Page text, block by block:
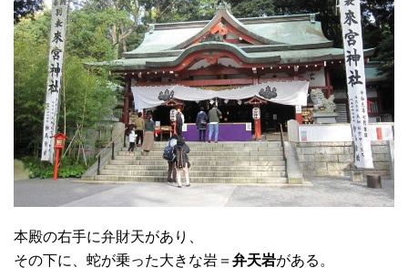
本殿の右手に弁財天があり、
その下に、蛇が乗った大きな岩＝ 弁天岩がある。